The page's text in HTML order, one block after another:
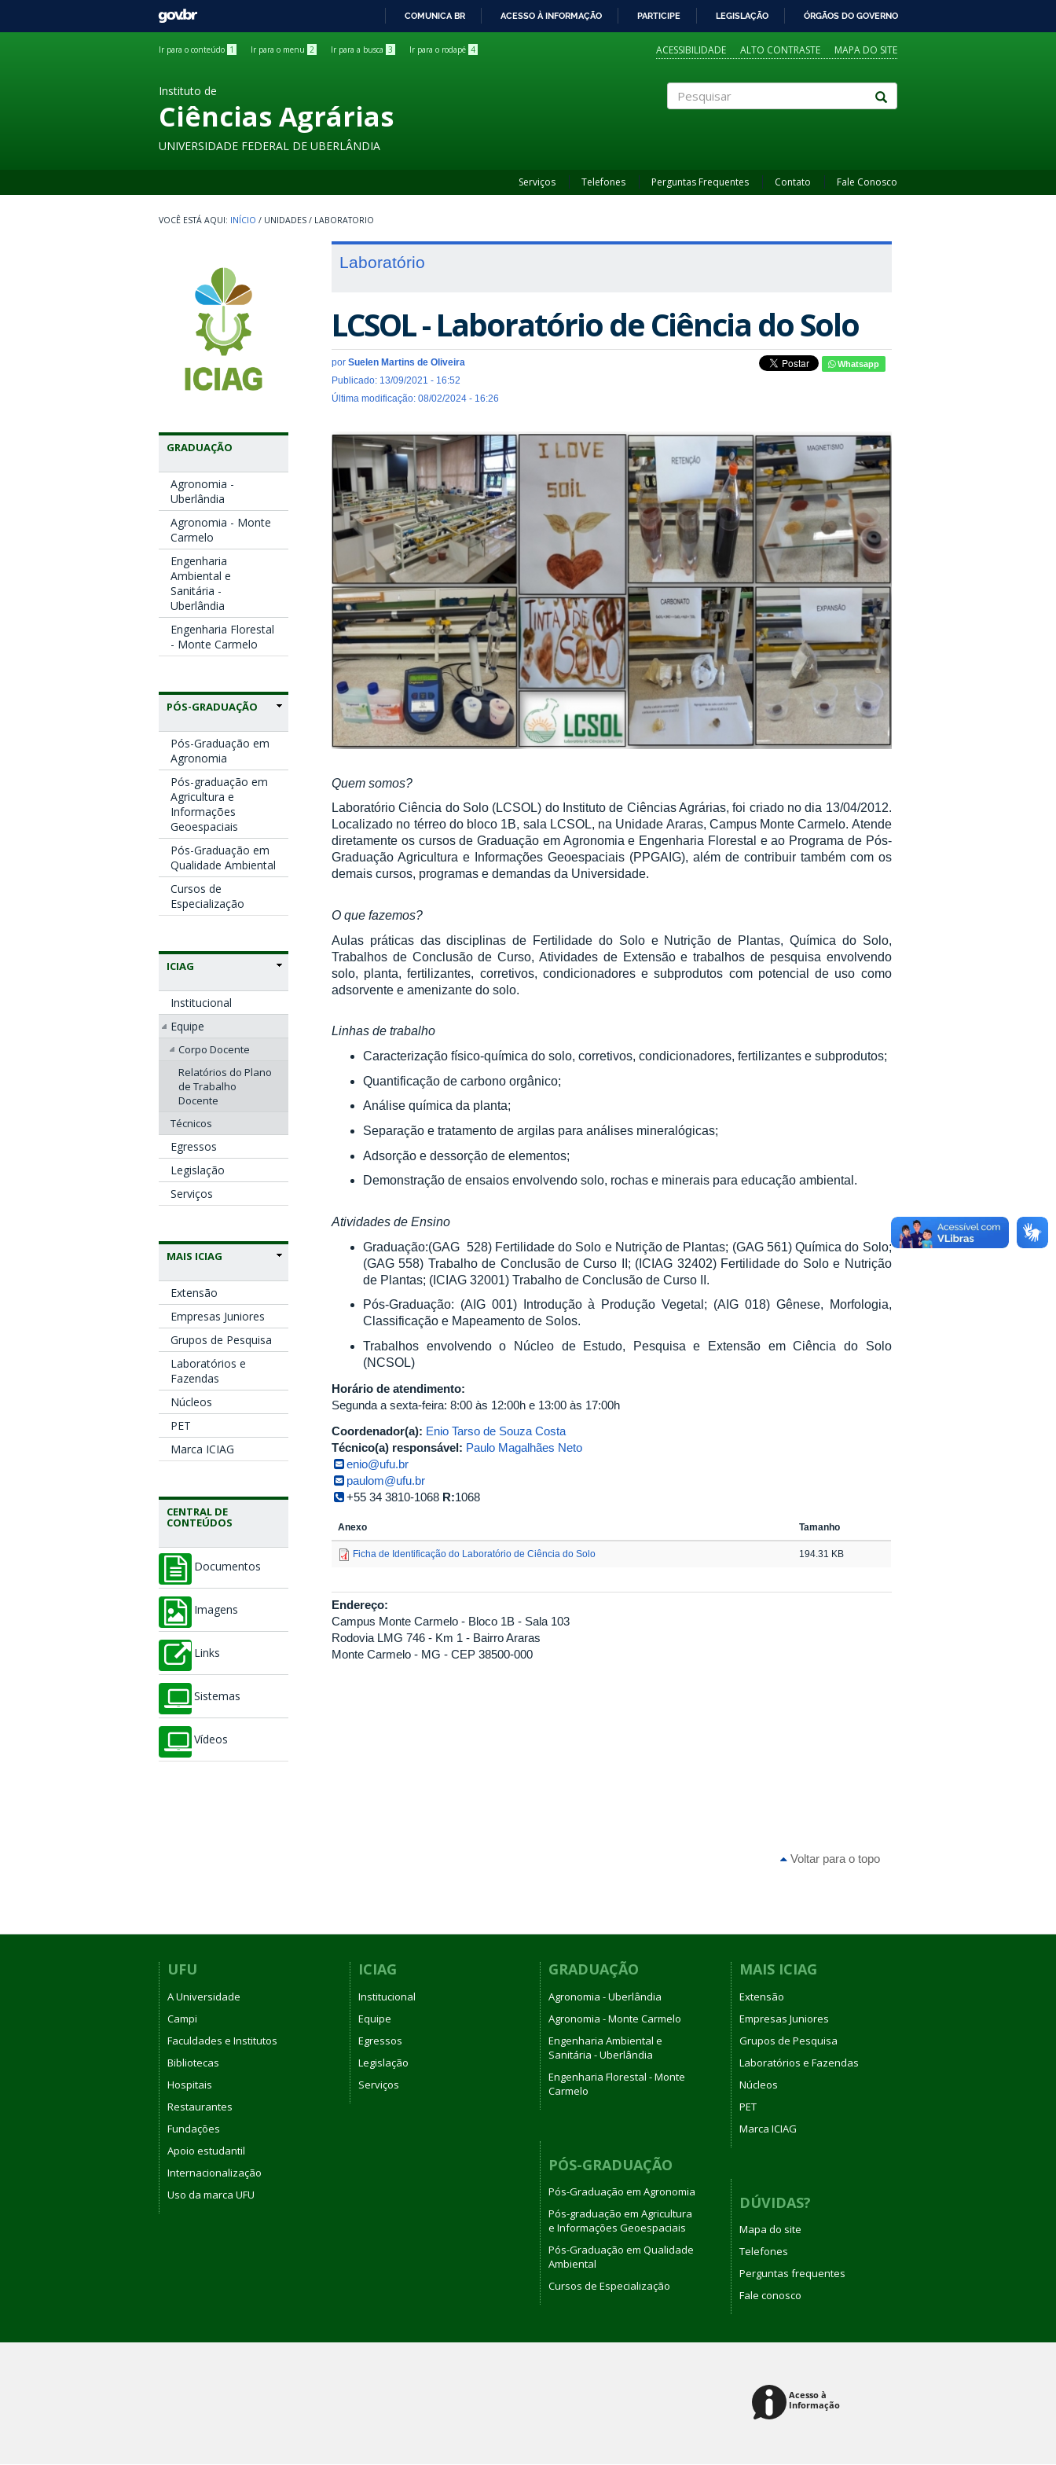
GOVBR
COMUNICA BR ACESSO À INFORMAÇÃO PARTICIPE LEGISLAÇÃO ÓRGÃOS DO GOVERNO
Ir para o conteúdo 1 Ir para o menu 2 Ir para a busca 3 Ir para o rodapé 4 ACESSIBILIDADE ALTO CONTRASTE MAPA DO SITE
Instituto de
Ciências Agrárias
UNIVERSIDADE FEDERAL DE UBERLÂNDIA
Serviços Telefones Perguntas Frequentes Contato Fale Conosco
INÍCIO / UNIDADES / LABORATORIO
GRADUAÇÃO
Agronomia -
Uberlândia
Agronomia - Monte
Carmelo
Engenharia
Ambiental e
Sanitária -
Uberlândia
Engenharia Florestal
- Monte Carmelo
PÓS-GRADUAÇÃO
Pós-Graduação em
Agronomia
Pós-graduação em
Agricultura e
Informações
Geoespaciais
Pós-Graduação em
Qualidade Ambiental
Cursos de
Especialização
ICIAG
Institucional
Equipe
Corpo Docente
Relatórios do Plano
de Trabalho
Docente
Técnicos
Egressos
Legislação
Serviços
MAIS ICIAG
Extensão
Empresas Juniores
Grupos de Pesquisa
Laboratórios e
Fazendas
Núcleos
PET
Marca ICIAG
CENTRAL DE
CONTEÚDOS
Documentos
Imagens
Links
Sistemas
Vídeos
Laboratório
LCSOL - Laboratório de Ciência do Solo
por Suelen Martins de Oliveira
Publicado: 13/09/2021 - 16:52
Última modificação: 08/02/2024 - 16:26
Whatsapp
Quem somos?
Laboratório Ciência do Solo (LCSOL) do Instituto de Ciências Agrárias, foi criado no dia 13/04/2012.
Localizado no térreo do bloco 1B, sala LCSOL, na Unidade Araras, Campus Monte Carmelo. Atende
diretamente os cursos de Graduação em Agronomia e Engenharia Florestal e ao Programa de Pós-
Graduação Agricultura e Informações Geoespaciais (PPGAIG), além de contribuir também com os
demais cursos, programas e demandas da Universidade.
O que fazemos?
Aulas práticas das disciplinas de Fertilidade do Solo e Nutrição de Plantas, Química do Solo,
Trabalhos de Conclusão de Curso, Atividades de Extensão e trabalhos de pesquisa envolvendo
solo, planta, fertilizantes, corretivos, condicionadores e subprodutos com potencial de uso como
adsorvente e amenizante do solo.
Linhas de trabalho
Caracterização físico-química do solo, corretivos, condicionadores, fertilizantes e subprodutos;
Quantificação de carbono orgânico;
Análise química da planta;
Separação e tratamento de argilas para análises mineralógicas;
Adsorção e dessorção de elementos;
Demonstração de ensaios envolvendo solo, rochas e minerais para educação ambiental.
Atividades de Ensino
Graduação:(GAG 528) Fertilidade do Solo e Nutrição de Plantas; (GAG 561) Química do Solo;
(GAG 558) Trabalho de Conclusão de Curso II; (ICIAG 32402) Fertilidade do Solo e Nutrição
de Plantas; (ICIAG 32001) Trabalho de Conclusão de Curso II.
Pós-Graduação: (AIG 001) Introdução à Produção Vegetal; (AIG 018) Gênese, Morfologia,
Classificação e Mapeamento de Solos.
Trabalhos envolvendo o Núcleo de Estudo, Pesquisa e Extensão em Ciência do Solo
(NCSOL)
Horário de atendimento:
Segunda a sexta-feira: 8:00 às 12:00h e 13:00 às 17:00h
Coordenador(a): Enio Tarso de Souza Costa
Técnico(a) responsável: Paulo Magalhães Neto
enio@ufu.br
paulom@ufu.br
+55 34 3810-1068 R:1068
Anexo Tamanho
Ficha de Identificação do Laboratório de Ciência do Solo 194.31 KB
Endereço:
Campus Monte Carmelo - Bloco 1B - Sala 103
Rodovia LMG 746 - Km 1 - Bairro Araras
Monte Carmelo - MG - CEP 38500-000
Voltar para o topo
UFU
A Universidade
Campi
Faculdades e Institutos
Bibliotecas
Hospitais
Restaurantes
Fundações
Apoio estudantil
Internacionalização
Uso da marca UFU
ICIAG
Institucional
Equipe
Egressos
Legislação
Serviços
GRADUAÇÃO
Agronomia - Uberlândia
Agronomia - Monte Carmelo
Engenharia Ambiental e
Sanitária - Uberlândia
Engenharia Florestal - Monte
Carmelo
PÓS-GRADUAÇÃO
Pós-Graduação em Agronomia
Pós-graduação em Agricultura
e Informações Geoespaciais
Pós-Graduação em Qualidade
Ambiental
Cursos de Especialização
MAIS ICIAG
Extensão
Empresas Juniores
Grupos de Pesquisa
Laboratórios e Fazendas
Núcleos
PET
Marca ICIAG
DÚVIDAS?
Mapa do site
Telefones
Perguntas frequentes
Fale conosco